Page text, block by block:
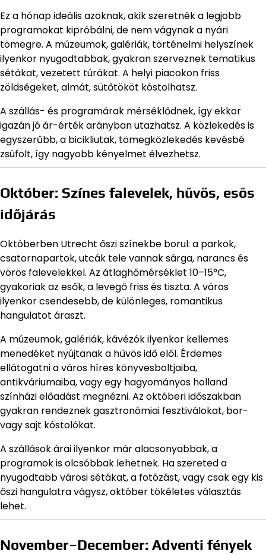
Ez a hónap ideális azoknak, akik szeretnék a legjobb
programokat kipróbálni, de nem vágynak a nyári
tömegre. A múzeumok, galériák, történelmi helyszínek
ilyenkor nyugodtabbak, gyakran szerveznek tematikus
sétákat, vezetett túrákat. A helyi piacokon friss
zöldségeket, almát, sütőtököt kóstolhatsz.
A szállás- és programárak mérséklődnek, így ekkor
igazán jó ár-érték arányban utazhatsz. A közlekedés is
egyszerűbb, a bicikliutak, tömegközlekedés kevésbé
zsúfolt, így nagyobb kényelmet élvezhetsz.
Október: Színes falevelek, hűvös, esős
időjárás
Októberben Utrecht őszi színekbe borul: a parkok,
csatornapartok, utcák tele vannak sárga, narancs és
vörös falevelekkel. Az átlaghőmérséklet 10–15°C,
gyakoriak az esők, a levegő friss és tiszta. A város
ilyenkor csendesebb, de különleges, romantikus
hangulatot áraszt.
A múzeumok, galériák, kávézók ilyenkor kellemes
menedéket nyújtanak a hűvös idő elől. Érdemes
ellátogatni a város híres könyvesboltjaiba,
antikváriumaiba, vagy egy hagyományos holland
színházi előadást megnézni. Az októberi időszakban
gyakran rendeznek gasztronómiai fesztiválokat, bor-
vagy sajt kóstolókat.
A szállások árai ilyenkor már alacsonyabbak, a
programok is olcsóbbak lehetnek. Ha szereted a
nyugodtabb városi sétákat, a fotózást, vagy csak egy kis
őszi hangulatra vágysz, október tökéletes választás
lehet.
November–December: Adventi fények